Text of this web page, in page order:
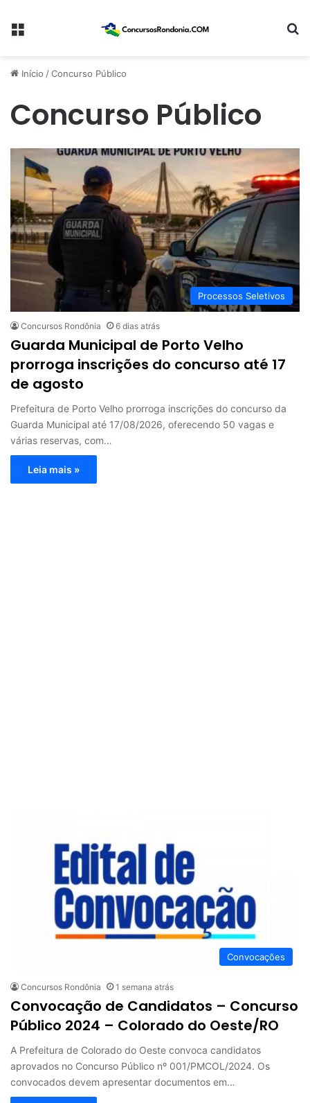
Menu
Início /Concurso Público
Concurso Público
Processos Seletivos
Concursos Rondônia 6 dias atrás
Guarda Municipal de Porto Velho
prorroga inscrições do concurso até 17
de agosto
Prefeitura de Porto Velho prorroga inscrições do concurso da
Guarda Municipal até 17/08/2026, oferecendo 50 vagas e
várias reservas, com…
Leia mais »
Convocações
Concursos Rondônia 1 semana atrás
Convocação de Candidatos – Concurso
Público 2024 – Colorado do Oeste/RO
A Prefeitura de Colorado do Oeste convoca candidatos
aprovados no Concurso Público nº 001/PMCOL/2024. Os
convocados devem apresentar documentos em…